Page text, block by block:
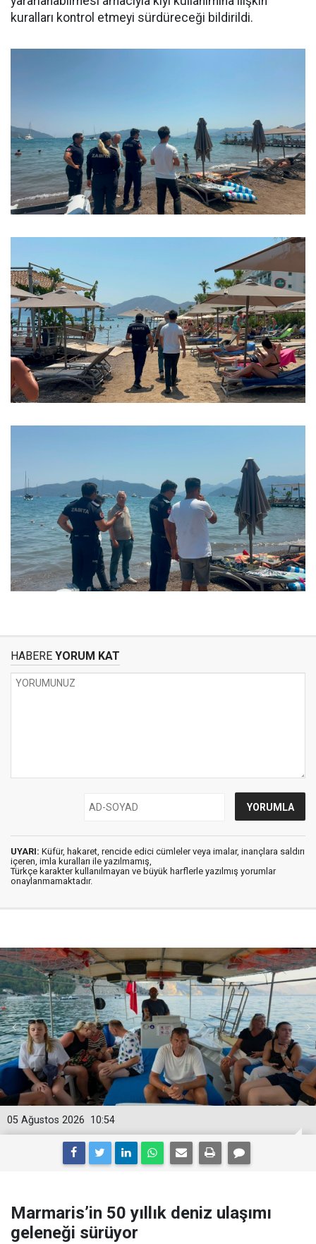
kuralları kontrol etmeyi sürdüreceği bildirildi.
HABERE YORUM KAT
UYARI: Küfür, hakaret, rencide edici cümleler veya imalar, inançlara saldırı
içeren, imla kuralları ile yazılmamış,
Türkçe karakter kullanılmayan ve büyük harflerle yazılmış yorumlar
onaylanmamaktadır.
10:54
05 Ağustos 2026
Marmaris’in 50 yıllık deniz ulaşımı
geleneği sürüyor